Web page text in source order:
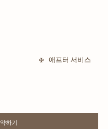
애프터 서비스
하기OPENS IN NEW TAB